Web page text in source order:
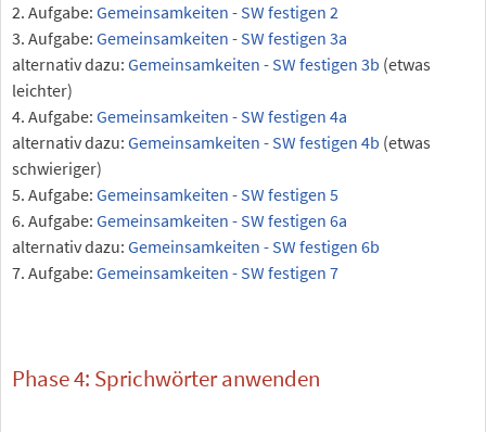
2. Aufgabe: Gemeinsamkeiten - SW festigen 2
3. Aufgabe: Gemeinsamkeiten - SW festigen 3a
alternativ dazu: Gemeinsamkeiten - SW festigen 3b (etwas
leichter)
4. Aufgabe: Gemeinsamkeiten - SW festigen 4a
alternativ dazu: Gemeinsamkeiten - SW festigen 4b (etwas
schwieriger)
5. Aufgabe: Gemeinsamkeiten - SW festigen 5
6. Aufgabe: Gemeinsamkeiten - SW festigen 6a
alternativ dazu: Gemeinsamkeiten - SW festigen 6b
7. Aufgabe: Gemeinsamkeiten - SW festigen 7
Phase 4: Sprichwörter anwenden